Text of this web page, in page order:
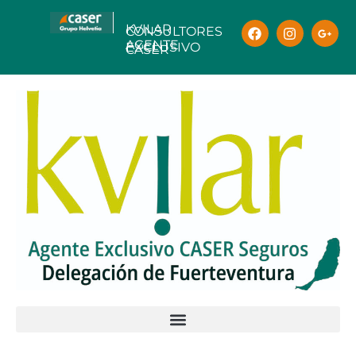
KVILAR
CONSULTORES
AGENTE
EXCLUSIVO
CASER